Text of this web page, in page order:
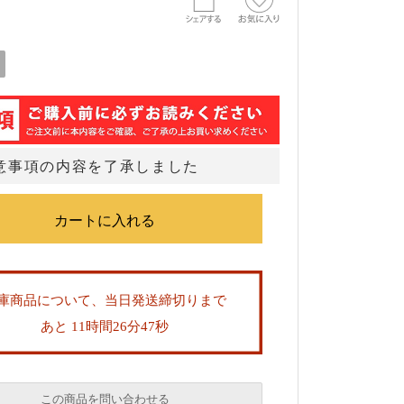
事項の内容を了承しました
商品について、当日発送締切りまで
あと 11時間26分47秒
この商品を問い合わせる